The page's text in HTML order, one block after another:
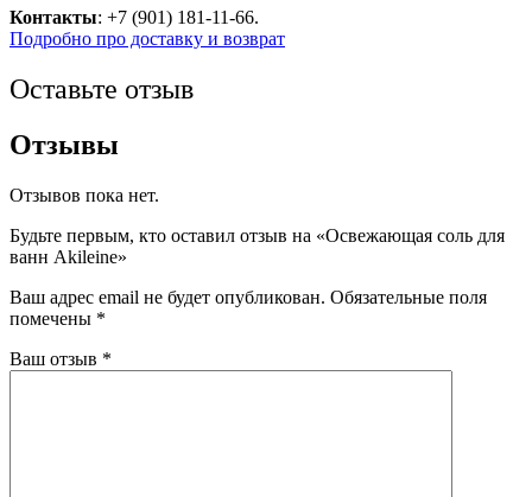
Контакты: +7 (901) 181-11-66.
Подробно про доставку и возврат
Оставьте отзыв
Отзывы
Отзывов пока нет.
Будьте первым, кто оставил отзыв на «Освежающая соль для
ванн Akileine»
Ваш адрес email не будет опубликован. Обязательные поля
помечены *
Ваш отзыв *